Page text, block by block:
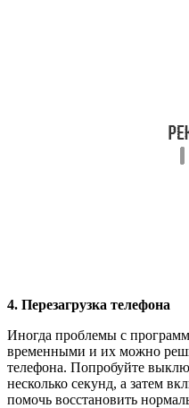
4. Перезагрузка телефона
Иногда проблемы с
временными и их можно
телефона. Попробуйте
несколько секунд, а затем
помочь восстановить